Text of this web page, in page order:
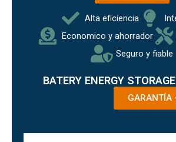
Alta eficiencia
Economico y ahorrador
Seguro y fiable
BATERY ENERGY
GARANTÍA